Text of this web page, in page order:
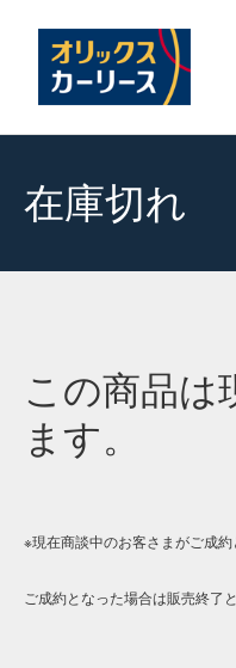
在庫切れ
この商品は
ます。
※現在商談中のお客さまがご成
ご成約となった場合は販売終了